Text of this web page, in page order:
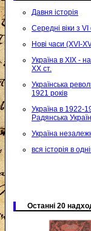
Давня історія
Середні віки з VI
Нові часи (XVI-
Україна в XIX -
XX ст.
Українська
1921 років
Україна в 1922-
Радянська
Україна
вся історія в
Останні 20